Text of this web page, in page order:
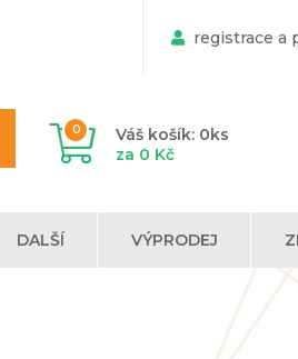
0
Váš košík: 0ks
za 0 Kč
registrace a
DALŠÍ VÝPRODEJ